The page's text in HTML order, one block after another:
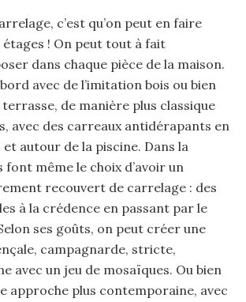
c’est qu’on peut en faire
étages ! On peut tout à fait
dans chaque pièce de la maison.
avec de l’imitation bois ou bien
de manière plus classique
avec des carreaux antidérapants en
autour de la piscine. Dans la
font même le choix d’avoir un
recouvert de carrelage : des
à la crédence en passant par le
ses goûts, on peut créer une
campagnarde, stricte,
avec un jeu de mosaïques. Ou bien
approche plus contemporaine, avec